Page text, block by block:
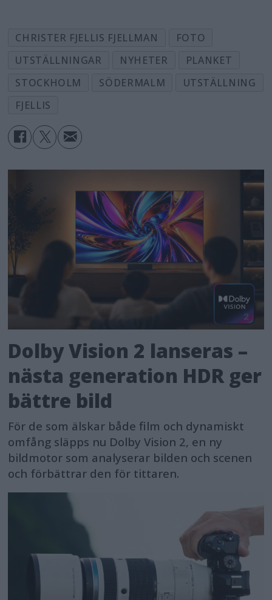
CHRISTER FJELLIS FJELLMAN
FOTO
UTSTÄLLNINGAR
NYHETER
PLANKET
STOCKHOLM
SÖDERMALM
UTSTÄLLNING
FJELLIS
Dolby Vision 2 lanseras –
nästa generation HDR ger
bättre bild
För de som älskar både film och dynamiskt
omfång släpps nu Dolby Vision 2, en ny
bildmotor som analyserar bilden och scenen
och förbättrar den för tittaren.